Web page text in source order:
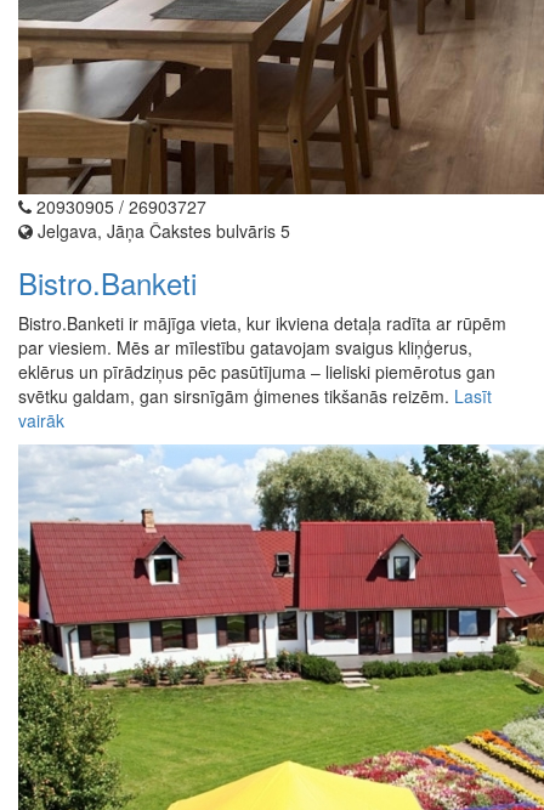
20930905 / 26903727
Jelgava, Jāņa Čakstes bulvāris 5
Bistro.Banketi
Bistro.Banketi ir mājīga vieta, kur ikviena detaļa radīta ar rūpēm
par viesiem. Mēs ar mīlestību gatavojam svaigus kliņģerus,
eklērus un pīrādziņus pēc pasūtījuma – lieliski piemērotus gan
svētku galdam, gan sirsnīgām ģimenes tikšanās reizēm. Lasīt
vairāk